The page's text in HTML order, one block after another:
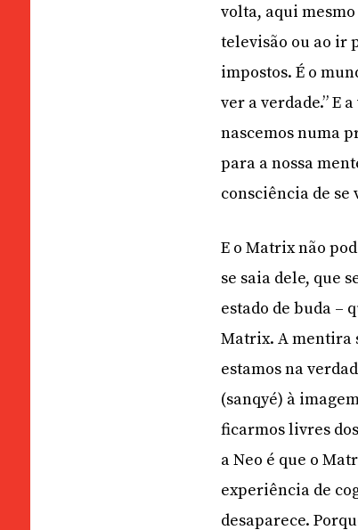
volta, aqui
televisão ou ao ir
impostos. É o
ver a verdade.” E
nascemos numa
para a nossa
consciência de se
E o Matrix não
se saia dele, que
estado de buda –
Matrix. A mentira
estamos na
(sanqyé) à
ficarmos livres
a Neo é que o
experiência de
desaparece.